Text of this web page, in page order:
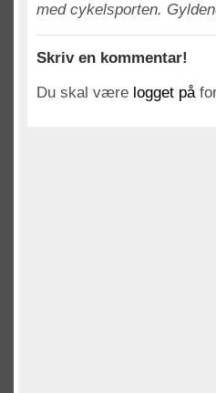
med cykelsporten.
Skriv en kommentar!
Du skal være logget på